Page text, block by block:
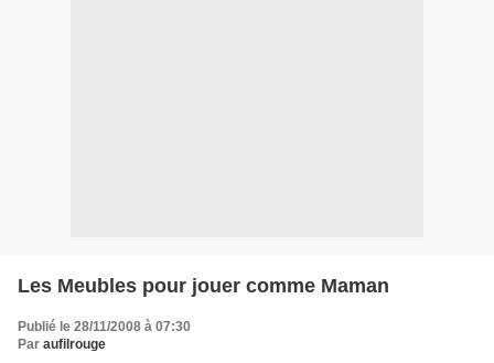
Les Meubles pour jouer comme Maman
Publié le 28/11/2008 à 07:30
Par aufilrouge